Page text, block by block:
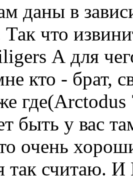
даны в
Так что
А для
кто - брат,
быть у вас
очень
так считаю.